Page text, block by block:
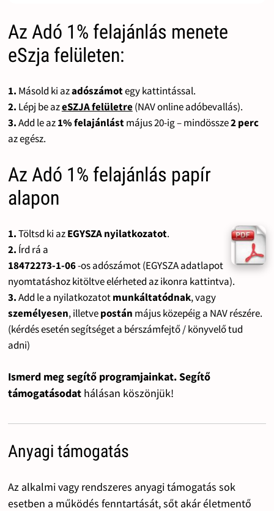
Az Adó 1% felajánlás menete
eSzja felületen:
1. Másold ki azadószámotegy kattintással.
2. Lépj be azeSZJA felületre(NAV online adóbevallás).
3.Add le az1% felajánlástmájus 20-ig – mindössze2 perc
az egész.
Az Adó 1% felajánlás papír
alapon
1.Töltsd ki azEGYSZA nyilatkozatot.
2. Írd rá a
18472273-1-06-os adószámot (EGYSZA adatlapot
nyomtatáshoz kitöltve elérheted az ikonra kattintva).
3.Add le a nyilatkozatotmunkáltatódnak, vagy
személyesen, illetvepostán május közepéig a NAV részére.
(kérdés esetén segítséget a bérszámfejtő / könyvelő tud
adni)
Ismerd meg segítő programjainkat. Segítő
támogatásodat hálásan köszönjük!
Anyagi támogatás
Az alkalmi vagy rendszeres anyagi támogatás sok
esetben a működés fenntartását, sőt akár életmentő